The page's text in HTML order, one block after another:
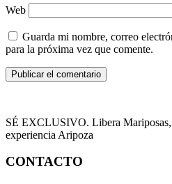
Web
Guarda mi nombre, correo
para la próxima vez que comente.
SÉ EXCLUSIVO. Libera
experiencia Aripoza
CONTACTO